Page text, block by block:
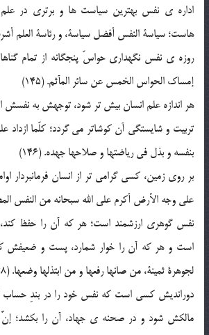
اداره ي نفس بهترين سياست ها و برتري در
هاست؛ سياسة النفس أفضل سياسة، و رئاسة العلم أشرف
روزه ي نفس نگهداري حواسّ پنجگانه از تمام
إمساک الحواس الخمس عن سائر المآثم. (145)
هر اندازه علم انسان بيش تر شود، توجهش به نفسش
تربيت و شايستگي آن کوشاتر مي گردد؛ کلّما ازداد
بنفسه و بذل في رياضتها و صلاحها جهده. (146)
بر روي زمين، کسي گرامي تر از انسان فرمانبردار
علي وجه الأرض أکرم علي الله سبحانه من النفس
نفس گوهري ارزشمند است؛ هر که آن را حفظ کند،
است و هر که آن را خوار شمارد، پست و ضعيفش
لجوهرة ثمينة، من صانها رفعها و من ابتذلها وضعها. (148)
دورانديش کسي است که نفس خود را در بندِ
مالکش شود و در صحنه ي جهاد، آن را بکشد؛ إنَّ